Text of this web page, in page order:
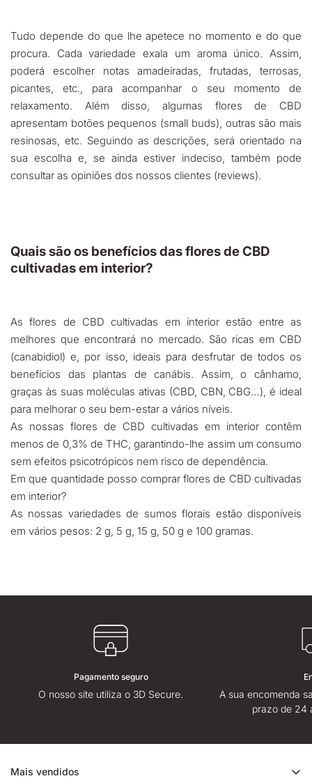
Tudo depende do que lhe apetece no momento e do que
procura. Cada variedade exala um aroma único. Assim,
poderá escolher notas amadeiradas, frutadas, terrosas,
picantes, etc., para acompanhar o seu momento de
relaxamento. Além disso, algumas flores de CBD
apresentam botões pequenos (small buds), outras são mais
resinosas, etc. Seguindo as descrições, será orientado na
sua escolha e, se ainda estiver indeciso, também pode
consultar as opiniões dos nossos clientes (reviews).
Quais são os benefícios das flores de CBD
cultivadas em interior?
As flores de CBD cultivadas em interior estão entre as
melhores que encontrará no mercado. São ricas em CBD
(canabidiol) e, por isso, ideais para desfrutar de todos os
benefícios das plantas de canábis. Assim, o cânhamo,
graças às suas moléculas ativas (CBD, CBN, CBG…), é ideal
para melhorar o seu bem-estar a vários níveis.
As nossas flores de CBD cultivadas em interior contêm
menos de 0,3% de THC, garantindo-lhe assim um consumo
sem efeitos psicotrópicos nem risco de dependência.
Em que quantidade posso comprar flores de CBD cultivadas
em interior?
As nossas variedades de sumos florais estão disponíveis
em vários pesos: 2 g, 5 g, 15 g, 50 g e 100 gramas.
Pagamento seguro
O nosso site utiliza o 3D Secure.
A sua encomenda
prazo de 24
Mais vendidos